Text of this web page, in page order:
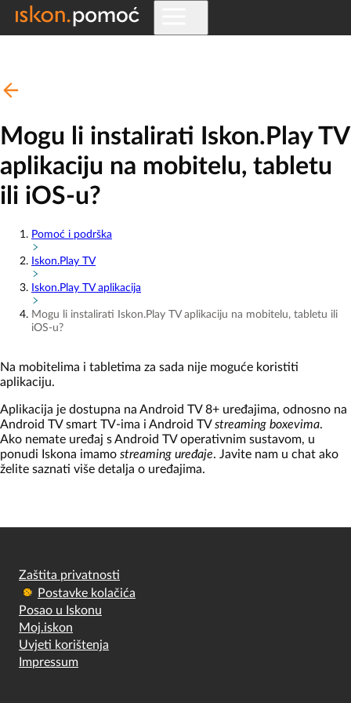
Mogu li instalirati Iskon.Play TV
aplikaciju na mobitelu, tabletu
ili iOS-u?
Pomoć i podrška
Iskon.Play TV
Iskon.Play TV aplikacija
Mogu li instalirati Iskon.Play TV aplikaciju na mobitelu, tabletu ili
iOS-u?
Na mobitelima i tabletima za sada nije moguće koristiti
aplikaciju.
Aplikacija je dostupna na Android TV 8+ uređajima, odnosno na
Android TV smart TV-ima i Android TV streaming boxevima.
Ako nemate uređaj s Android TV operativnim sustavom, u
ponudi Iskona imamo streaming uređaje. Javite nam u chat ako
želite saznati više detalja o uređajima.
Zaštita privatnosti
Postavke kolačića
Posao u Iskonu
Moj.iskon
Uvjeti korištenja
Impressum